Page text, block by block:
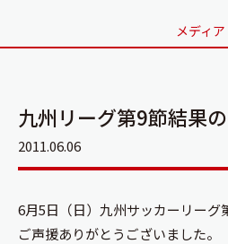
メディア
九州リーグ第9節結果
2011.06.06
6月5日（日）九州サッカーリーグ
ご声援ありがとうございました。